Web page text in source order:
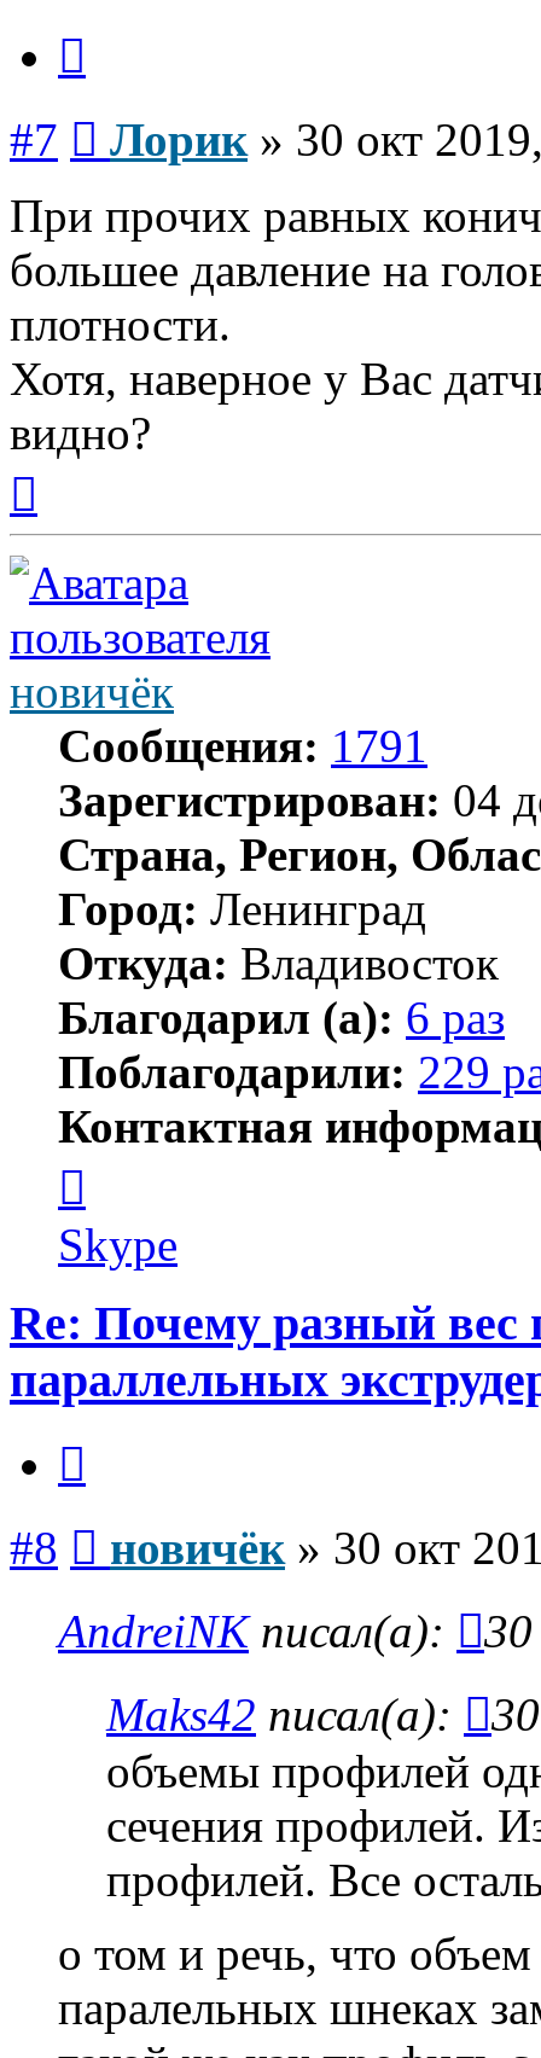
#7 Лорик» 30 окт
При прочих равных
большее давление на
плотности.
Хотя, наверное у Вас
видно?
началу
новичёк
Сообщения: 1791
Зарегистрирован: 04
Страна, Регион,
Город: Ленинград
Откуда: Владивосток
Благодарил (а): 6 раз
Поблагодарили: 229
Контактная
пользователя
новичёк
Skype
Re: Почему разный вес
параллельных
#8 новичёк» 30 окт
AndreiNKписал(а):
Maks42 писал(а):
объемы профилей
сечения профилей.
профилей. Все
о том и речь, что
паралельных шнеках